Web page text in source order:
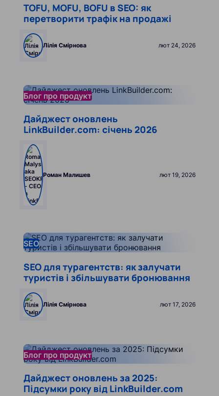
TOFU, MOFU, BOFU в SEO: як
перетворити трафік на продажі
Лілія Смірнова лют 24, 2026
lfXynKjo_menu.db_translate.pages.blog-
Блог про продукт
Дайджест оновлень
LinkBuilder.com: січень 2026
Роман Малишев лют 19, 2026
lfXynKjo_menu.db_translate.pages.blog-
SEO
SEO для турагентств: як залучати
туристів і збільшувати бронювання
Лілія Смірнова лют 17, 2026
lfXynKjo_menu.db_translate.pages.blog-
Блог про продукт
Дайджест оновлень за 2025:
Підсумки року від LinkBuilder.com